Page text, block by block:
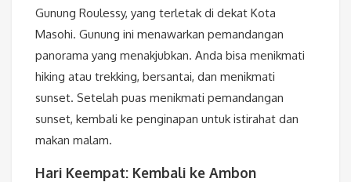
Gunung Roulessy, yang terletak di dekat Kota
Masohi. Gunung ini menawarkan pemandangan
panorama yang menakjubkan. Anda bisa menikmati
hiking atau trekking, bersantai, dan menikmati
sunset. Setelah puas menikmati pemandangan
sunset, kembali ke penginapan untuk istirahat dan
makan malam.
Hari Keempat: Kembali ke Ambon